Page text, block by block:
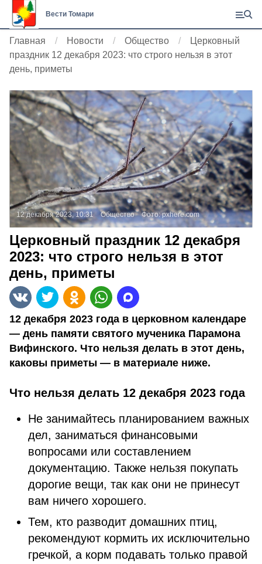
Вести Томари
Главная Новости Общество
Церковный
праздник 12 декабря 2023: что строго нельзя в этот
день, приметы
12 декабря 2023, 10:31 Общество Фото:pxhere.com
Церковный праздник 12 декабря
2023: что строго нельзя в этот
день, приметы
12 декабря 2023 года в церковном календаре
— день памяти святого мученика Парамона
Вифинского. Что нельзя делать в этот день,
каковы приметы — в материале ниже.
Что нельзя делать 12 декабря 2023 года
Не занимайтесь планированием важных
дел, заниматься финансовыми
вопросами или составлением
документацию. Также нельзя покупать
дорогие вещи, так как они не принесут
вам ничего хорошего.
Тем, кто разводит домашних птиц,
рекомендуют кормить их исключительно
гречкой, а корм подавать только правой